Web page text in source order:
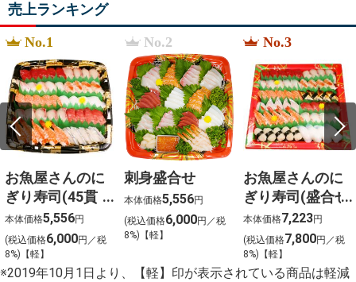
%22There is no more representative dish%22
nanaco
%E3%83%81%E3%83%A3%E3%83%BC%E3%82%B8
売上ランキング
No.1
お魚屋さんのに
ぎり寿司(45貫
入)
本体価格5,556円
(税込価格6,000円／税
8%)【軽】
No.2
刺身盛合せ
本体価格5,556円
(税込価格6,000円／税
8%)【軽】
No.3
お魚屋さんのに
ぎり寿司(盛合せ
(54貫入)
本体価格7,223円
(税込価格7,800円／税
8%)【軽】
※2019年10月1日より、【軽】印が表示されている商品は軽減